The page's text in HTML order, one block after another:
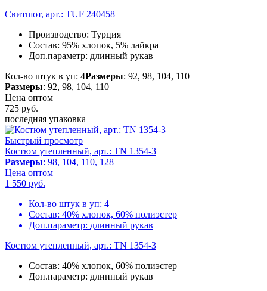
Свитшот, арт.: TUF 240458
Производство: Турция
Состав: 95% хлопок, 5% лайкра
Доп.параметр: длинный рукав
Кол-во штук в уп: 4Размеры: 92, 98, 104, 110
Размеры: 92, 98, 104, 110
Цена оптом
725 руб.
последняя упаковка
Быстрый просмотр
Костюм утепленный, арт.: TN 1354-3
Размеры: 98, 104, 110, 128
Цена оптом
1 550 руб.
Кол-во штук в уп: 4
Состав: 40% хлопок, 60% полиэстер
Доп.параметр: длинный рукав
Костюм утепленный, арт.: TN 1354-3
Состав: 40% хлопок, 60% полиэстер
Доп.параметр: длинный рукав